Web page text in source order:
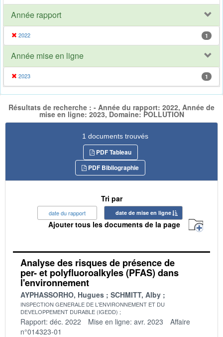
Année rapport
2022 1
Année mise en ligne
2023 1
Résultats de recherche : - Année du rapport: 2022, Année de
mise en ligne: 2023, Domaine: POLLUTION
1 documents trouvés
PDF Tableau
PDF Bibliographie
Tri par
date du rapport date de mise en ligne
Ajouter tous les documents de la page
Analyse des risques de présence de
per- et polyfluoroalkyles (PFAS) dans
l'environnement
AYPHASSORHO, Hugues SCHMITT, Alby
INSPECTION GENERALE DE L'ENVIRONNEMENT ET DU
DEVELOPPEMENT DURABLE (IGEDD)
Rapport: déc. 2022 Mise en ligne: avr. 2023
Affaire
n°014323-01